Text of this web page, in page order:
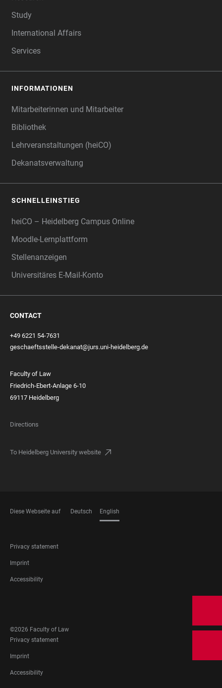
Study
International Affairs
Services
INFORMATIONEN
Mitarbeiterinnen und Mitarbeiter
Bibliothek
Lehrveranstaltungen (heiCO)
Dekanatsverwaltung
SCHNELLEINSTIEG
heiCO – Heidelberg Campus Online
Moodle-Lernplattform
Stellenanzeigen
Universitäres E-Mail-Konto
CONTACT
+49 6221 54-7631
geschaeftsstelle-dekanat@jurs.uni-heidelberg.de
Faculty of Law
Friedrich-Ebert-Anlage 6-10
69117 Heidelberg
Directions
To Heidelberg University website
Diese Webseite auf Deutsch English
FOOTER
LEGAL
Privacy statement
Imprint
Accessibility
MEDIA
©2026 Faculty of Law
FOOTER
LEGAL
Privacy statement
Imprint
Accessibility